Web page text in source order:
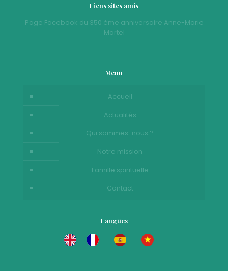
Liens sites amis
Page Facebook du 350 ème anniversaire Anne-Marie
Martel
Menu
Accueil
Actualités
Qui sommes-nous ?
Notre mission
Famille spirituelle
Contact
Langues